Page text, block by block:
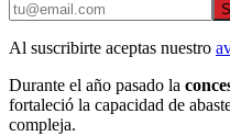
Al suscribirte aceptas nuestro
Durante el año pasado la
fortaleció la capacidad de
compleja.